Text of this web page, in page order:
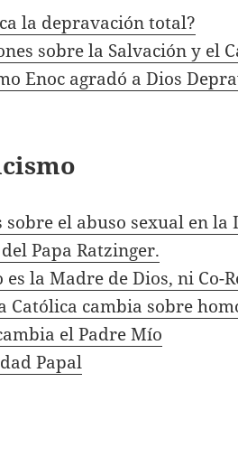
la depravación total?
sobre la Salvación y el
Enoc agradó a Dios
el abuso sexual en la
Papa Ratzinger.
la Madre de Dios, ni Co-
Católica cambia sobre
el Padre Mío
Papal